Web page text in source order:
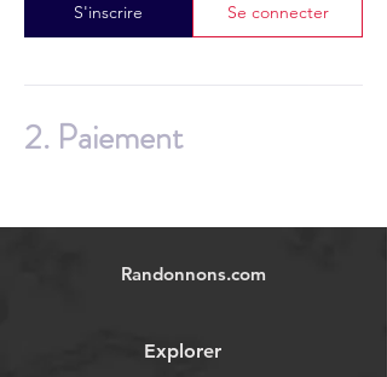
S'inscrire Se connecter
2. Paiement
Randonnons.com
Explorer